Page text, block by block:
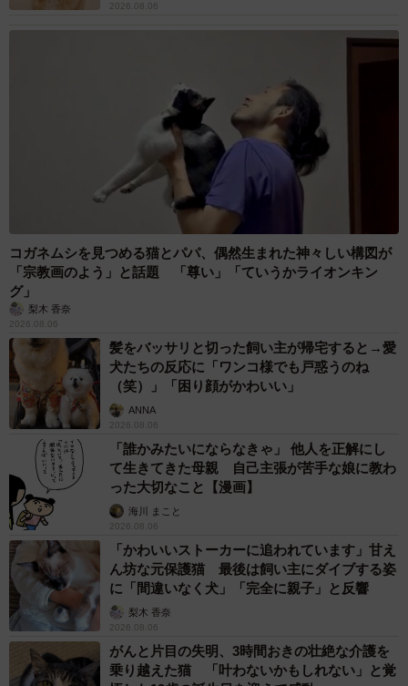
2026.08.06
コガネムシを見つめる猫とパパ、偶然生まれた神々しい構図が
「宗教画のよう」と話題 「尊い」「ていうかライオンキン
グ」
梨木 香奈
2026.08.06
髪をバッサリと切った飼い主が帰宅すると→愛
犬たちの反応に「ワンコ様でも戸惑うのね
（笑）」「困り顔がかわいい」
ANNA
2026.08.06
「誰かみたいにならなきゃ」 他人を正解にし
て生きてきた母親 自己主張が苦手な娘に教わ
った大切なこと【漫画】
海川 まこと
2026.08.06
「かわいいストーカーに追われています」甘え
ん坊な元保護猫 最後は飼い主にダイブする姿
に「間違いなく犬」「完全に親子」と反響
梨木 香奈
2026.08.06
がんと片目の失明、3時間おきの壮絶な介護を
乗り越えた猫 「叶わないかもしれない」と覚